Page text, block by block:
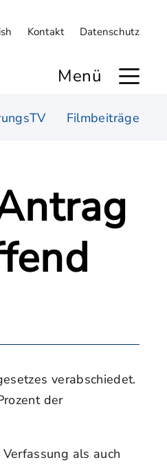
Kontakt Datenschutz
Menü
Filmbeiträge
verabschiedet.
der
als auch